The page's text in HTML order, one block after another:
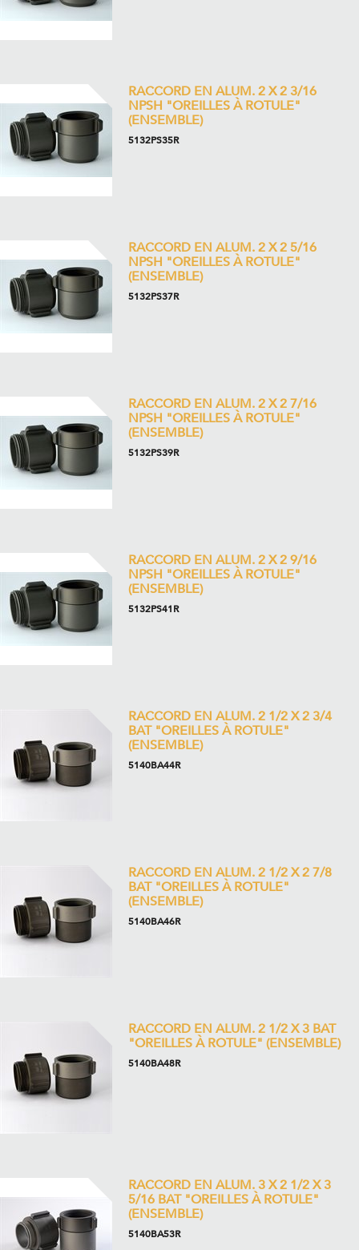
RACCORD EN ALUM. 2 X 2 3/16
NPSH "OREILLES À ROTULE"
(ENSEMBLE)
5132PS35R
RACCORD EN ALUM. 2 X 2 5/16
NPSH "OREILLES À ROTULE"
(ENSEMBLE)
5132PS37R
RACCORD EN ALUM. 2 X 2 7/16
NPSH "OREILLES À ROTULE"
(ENSEMBLE)
5132PS39R
RACCORD EN ALUM. 2 X 2 9/16
NPSH "OREILLES À ROTULE"
(ENSEMBLE)
5132PS41R
RACCORD EN ALUM. 2 1/2 X 2 3/4
BAT "OREILLES À ROTULE"
(ENSEMBLE)
5140BA44R
RACCORD EN ALUM. 2 1/2 X 2 7/8
BAT "OREILLES À ROTULE"
(ENSEMBLE)
5140BA46R
RACCORD EN ALUM. 2 1/2 X 3 BAT
"OREILLES À ROTULE" (ENSEMBLE)
5140BA48R
RACCORD EN ALUM. 3 X 2 1/2 X 3
5/16 BAT "OREILLES À ROTULE"
(ENSEMBLE)
5140BA53R